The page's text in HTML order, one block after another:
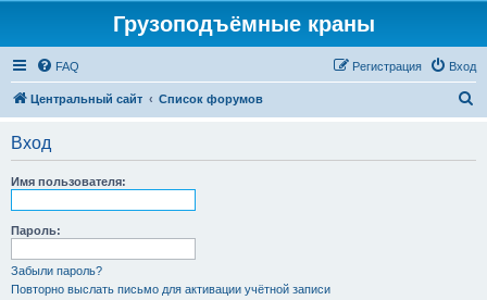
Грузоподъёмные краны
FAQ Вход
Регистрация
Центральный сайт Список форумов
Вход
Имя пользователя:
Пароль:
Забыли пароль?
Повторно выслать письмо для активации учётной записи